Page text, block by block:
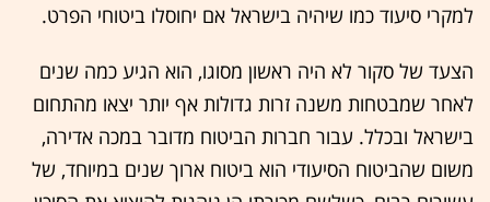
למקרי סיעוד כמו שיהיה בישראל אם יחוסלו ביטוחי הפרט.
הצעד של סקור לא היה ראשון מסוגו, הוא הגיע כמה שנים
לאחר שמבטחות משנה זרות גדולות אף יותר יצאו מהתחום
בישראל ובכלל. עבור חברות הביטוח מדובר במכה אדירה,
משום שהביטוח הסיעודי הוא ביטוח ארוך שנים במיוחד, של